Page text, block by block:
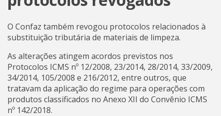
O Confaz também revogou protocolos relacionados à
substituição tributária de materiais de limpeza.
As alterações atingem acordos previstos nos
Protocolos ICMS nº 12/2008, 23/2014, 28/2014, 33/2009,
34/2014, 105/2008 e 216/2012, entre outros, que
tratavam da aplicação do regime para operações com
produtos classificados no Anexo XII do Convênio ICMS
nº 142/2018.